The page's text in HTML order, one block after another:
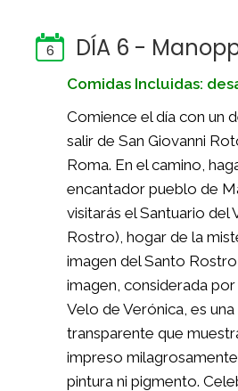
6 DÍA 6 -
Comidas Incluidas:
Comience el día con un
salir de San Giovanni
Roma. En el camino,
encantador pueblo de
visitarás el Santuario
Rostro), hogar de la
imagen del Santo
imagen, considerada
Velo de Verónica, es
transparente que
impreso
pintura ni pigmento.